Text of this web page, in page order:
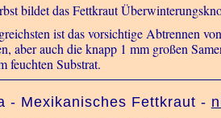
bildet das Fettkraut
ist das vorsichtige Abtrennen
aber auch die knapp 1 mm großen
feuchten Substrat.
- Mexikanisches Fettkraut -